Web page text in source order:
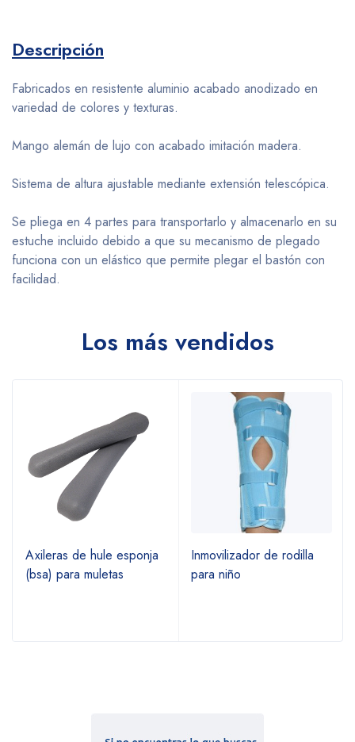
Descripción
Fabricados en resistente aluminio acabado anodizado en
variedad de colores y texturas.
Mango alemán de lujo con acabado imitación madera.
Sistema de altura ajustable mediante extensión telescópica.
Se pliega en 4 partes para transportarlo y almacenarlo en su
estuche incluido debido a que su mecanismo de plegado
funciona con un elástico que permite plegar el bastón con
facilidad.
Los más vendidos
Axileras de hule esponja
(bsa) para muletas
Inmovilizador de rodilla
para niño